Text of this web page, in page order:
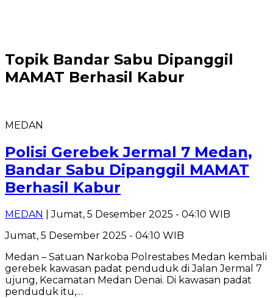
Topik Bandar Sabu Dipanggil
MAMAT Berhasil Kabur
MEDAN
Polisi Gerebek Jermal 7 Medan,
Bandar Sabu Dipanggil MAMAT
Berhasil Kabur
MEDAN
| Jumat, 5 Desember 2025 - 04:10 WIB
Jumat, 5 Desember 2025 - 04:10 WIB
Medan – Satuan Narkoba Polrestabes Medan kembali
gerebek kawasan padat penduduk di Jalan Jermal 7
ujung, Kecamatan Medan Denai. Di kawasan padat
penduduk itu,…